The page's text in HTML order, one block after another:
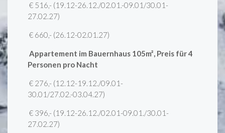
€ 516,- (19.12-26.12./02.01.-09.01/30.01-
27.02.27)
€ 660,- (26.12-02.01.27)
Appartement im Bauernhaus 105m², Preis für 4
Personen pro Nacht
€ 276,- (12.12-19.12./09.01-
30.01/27.02.-03.04.27)
€ 396,- (19.12-26.12./02.01-09.01./30.01-
27.02.27)